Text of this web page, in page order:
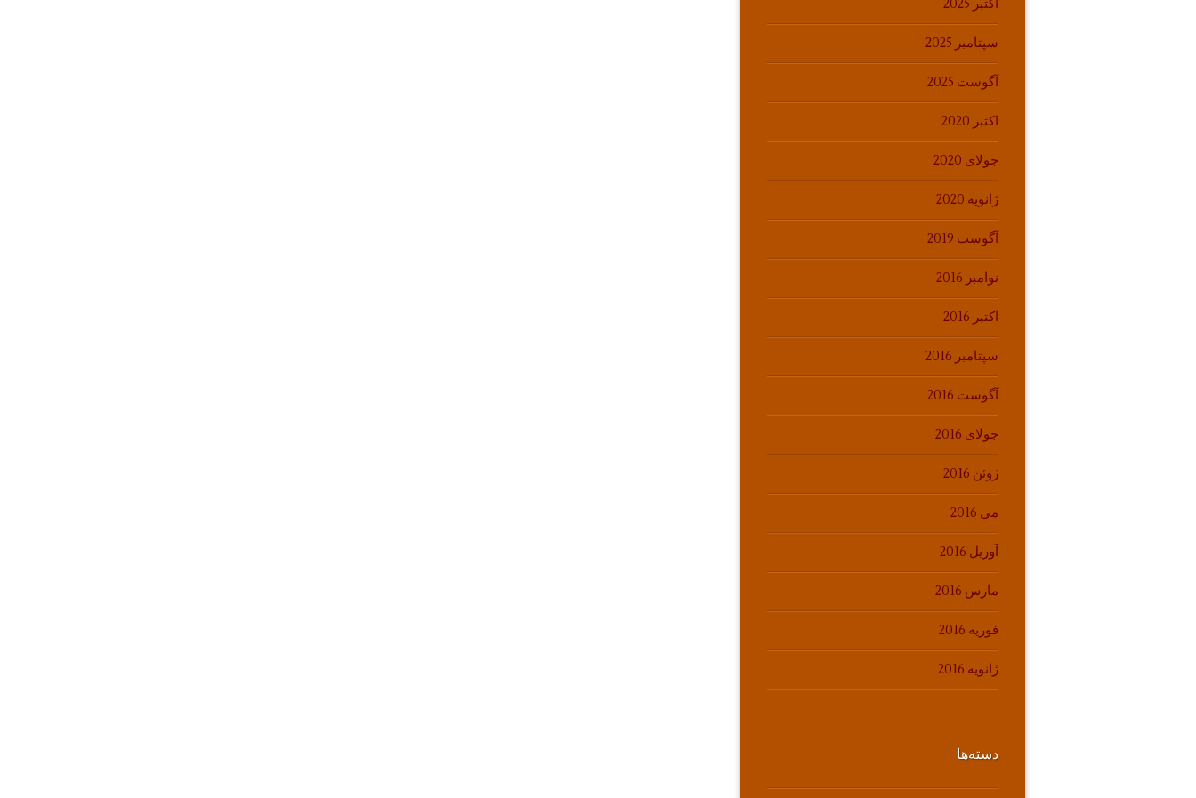
اکتبر 2025
سپتامبر 2025
آگوست 2025
اکتبر 2020
جولای 2020
ژانویه 2020
آگوست 2019
نوامبر 2016
اکتبر 2016
سپتامبر 2016
آگوست 2016
جولای 2016
ژوئن 2016
می 2016
آوریل 2016
مارس 2016
فوریه 2016
ژانویه 2016
دسته‌ها